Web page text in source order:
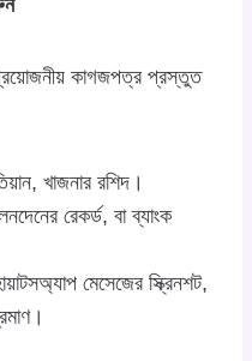
কাগজপত্র প্রস্তুত
খাজনার রশিদ।
রেকর্ড, বা ব্যাংক
মেসেজের স্ক্রিনশট,